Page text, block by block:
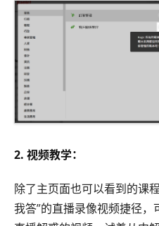
2. 视频教学：
除了主页面也可以看到的课
我答”的直播录像视频捷径